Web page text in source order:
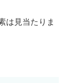
は見当たりま